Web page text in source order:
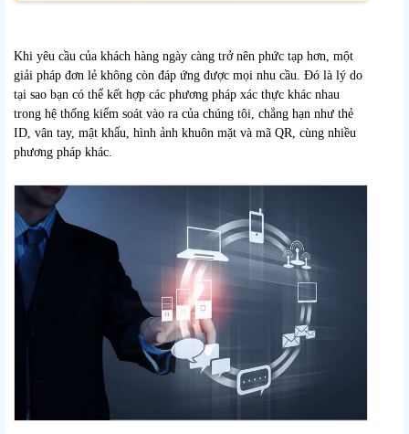
Khi yêu cầu của khách hàng ngày càng trở nên phức tạp hơn, một
giải pháp đơn lẻ không còn đáp ứng được mọi nhu cầu. Đó là lý do
tại sao bạn có thể kết hợp các phương pháp xác thực khác nhau
trong hệ thống kiểm soát vào ra của chúng tôi, chẳng hạn như thẻ
ID, vân tay, mật khẩu, hình ảnh khuôn mặt và mã QR, cùng nhiều
phương pháp khác.